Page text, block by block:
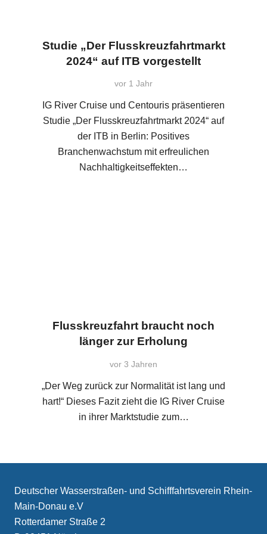
Studie „Der Flusskreuzfahrtmarkt
2024“ auf ITB vorgestellt
vor 1 Jahr
IG River Cruise und Centouris präsentieren
Studie „Der Flusskreuzfahrtmarkt 2024“ auf
der ITB in Berlin: Positives
Branchenwachstum mit erfreulichen
Nachhaltigkeitseffekten…
Flusskreuzfahrt braucht noch
länger zur Erholung
vor 3 Jahren
„Der Weg zurück zur Normalität ist lang und
hart!“ Dieses Fazit zieht die IG River Cruise
in ihrer Marktstudie zum…
Deutscher Wasserstraßen- und Schifffahrtsverein Rhein-
Main-Donau e.V
Rotterdamer Straße 2